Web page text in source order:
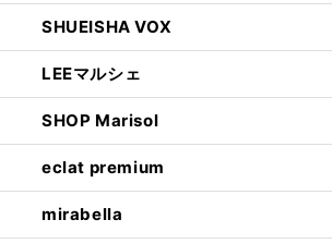
SHUEISHA VOX
LEEマルシェ
SHOP Marisol
eclat premium
mirabella